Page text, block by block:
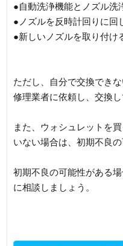
●自動洗浄機能とノズル洗
●ノズルを反時計回りに回
●新しいノズルを取り付け
ただし、自分で交換でき
修理業者に依頼し、交換し
また、ウォシュレットを
いない場合は、初期不良
初期不良の可能性がある
に相談しましょう。